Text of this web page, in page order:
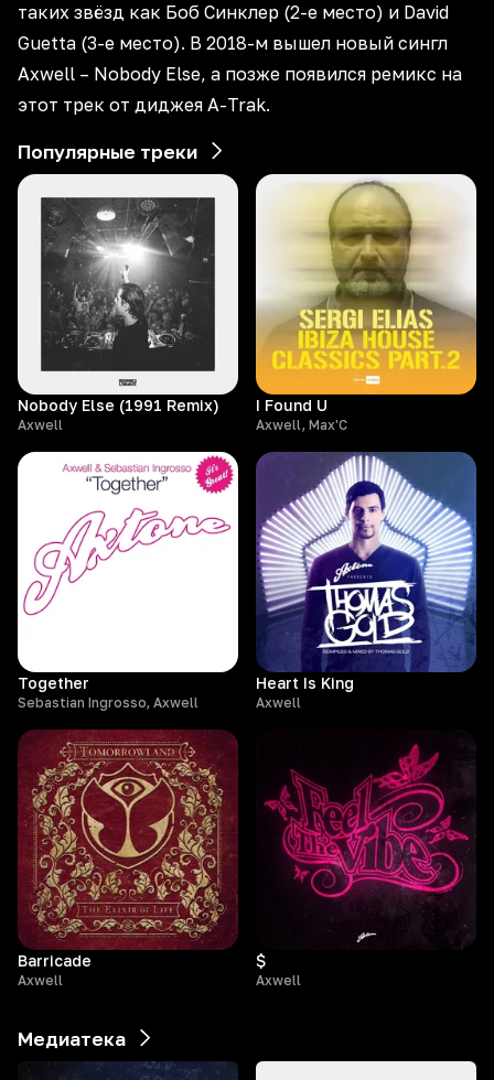
таких звёзд как Боб Синклер (2-е место) и David
Guetta (3-е место). В 2018-м вышел новый сингл
Axwell – Nobody Else, а позже появился ремикс на
этот трек от диджея A-Trak.
Популярные треки
Nobody Else (1991 Remix)
Axwell
I Found U
Axwell, Max'C
Together
Sebastian Ingrosso, Axwell
Heart Is King
Axwell
Barricade
Axwell
$
Axwell
Медиатека